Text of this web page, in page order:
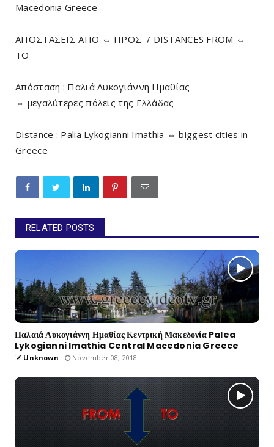
Macedonia Greece
ΑΠΟΣΤΑΣΕΙΣ ΑΠΟ ⇔ ΠΡΟΣ / DISTANCES FROM ⇔
TO
Απόσταση : Παλιά Λυκογιάννη Ημαθίας
⇔ μεγαλύτερες πόλεις της Ελλάδας
Distance : Palia Lykogianni Imathia ⇔ biggest cities in
Greece
RELATED POSTS
Παλαιά Λυκογιάννη Ημαθίας Κεντρική Μακεδονία Palea
Lykogianni Imathia Central Macedonia Greece
Unknown November 08, 2018